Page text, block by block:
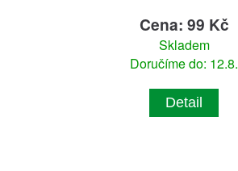
Cena: 99 Kč
Skladem
Doručíme do: 12.8.
Detail